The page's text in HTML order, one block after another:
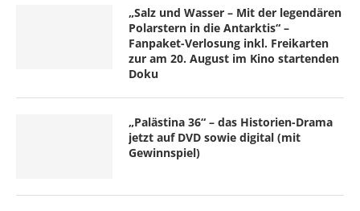
„Salz und Wasser – Mit der legendären
Polarstern in die Antarktis“ –
Fanpaket-Verlosung inkl. Freikarten
zur am 20. August im Kino startenden
Doku
„Palästina 36“ – das Historien-Drama
jetzt auf DVD sowie digital (mit
Gewinnspiel)